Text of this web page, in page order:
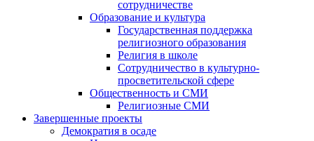
сотрудничестве
Образование и культура
Государственная поддержка
религиозного образования
Религия в школе
Сотрудничество в культурно-
просветительской сфере
Общественность и СМИ
Религиозные СМИ
Завершенные проекты
Демократия в осаде